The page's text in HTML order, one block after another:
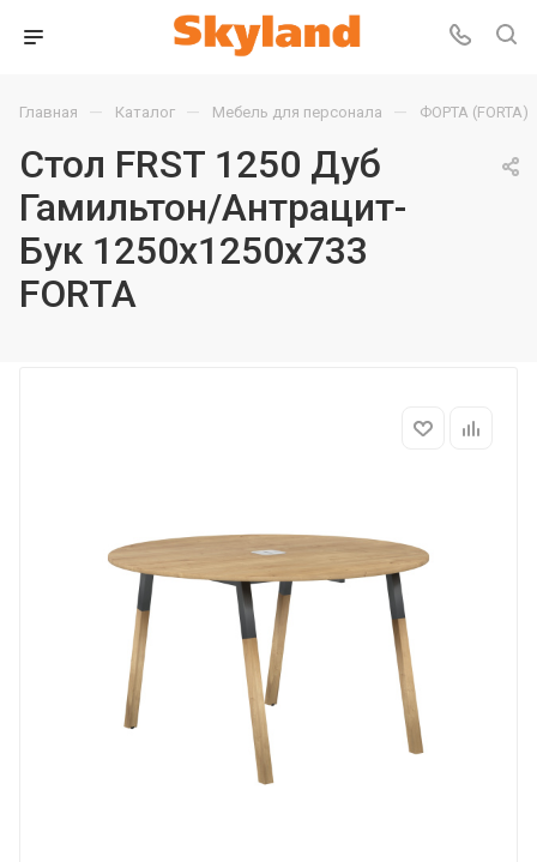
Главная — Каталог — Мебель для персонала — ФОРТА (FORTA)
Стол FRST 1250 Дуб
Гамильтон/Антрацит-
Бук 1250х1250х733
FORTA